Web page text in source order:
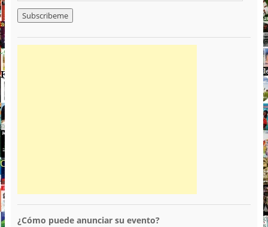
¿Cómo puede anunciar su evento?